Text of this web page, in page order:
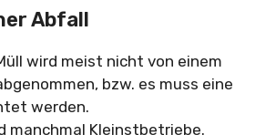
Abfall
wird meist nicht von einem
bzw. es muss eine
werden.
manchmal Kleinstbetriebe.